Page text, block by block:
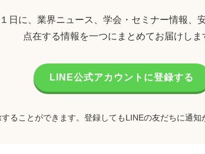
日に、業界ニュース、学会・セミナー情報、
点在する情報を一つにまとめてお届けしま
LINE公式アカウントに登録する
ることができます。登録してもLINEの友だちに通知